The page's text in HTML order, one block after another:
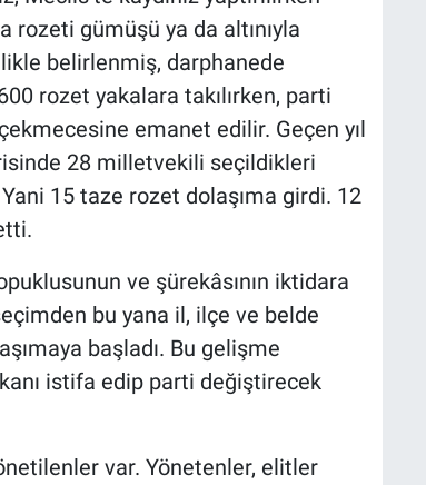
rozeti gümüşü ya da altınıyla
belirlenmiş, darphanede
rozet yakalara takılırken, parti
emanet edilir. Geçen yıl
28 milletvekili seçildikleri
15 taze rozet dolaşıma girdi. 12
ve şürekâsının iktidara
bu yana il, ilçe ve belde
başladı. Bu gelişme
istifa edip parti değiştirecek
var. Yönetenler, elitler